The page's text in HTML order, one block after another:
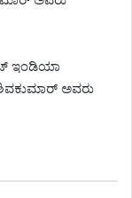
ಇಂಡಿಯಾ
ಅವರು